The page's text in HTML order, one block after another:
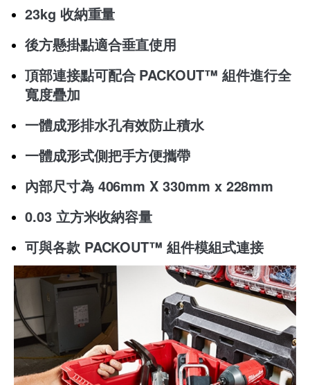
23kg 收納重量
後方懸掛點適合垂直使用
頂部連接點可配合 PACKOUT™ 組件進行全
寬度疊加
一體成形排水孔有效防止積水
一體成形式側把手方便攜帶
內部尺寸為 406mm X 330mm x 228mm
0.03 立方米收納容量
可與各款 PACKOUT™ 組件模組式連接